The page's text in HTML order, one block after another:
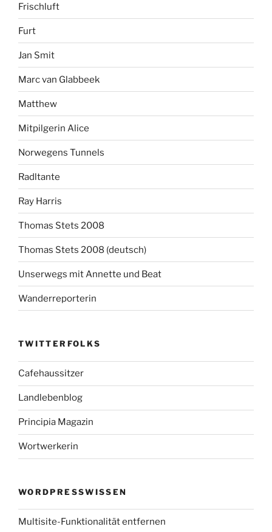
Frischluft
Furt
Jan Smit
Marc van Glabbeek
Matthew
Mitpilgerin Alice
Norwegens Tunnels
Radltante
Ray Harris
Thomas Stets 2008
Thomas Stets 2008 (deutsch)
Unserwegs mit Annette und Beat
Wanderreporterin
TWITTERFOLKS
Cafehaussitzer
Landlebenblog
Principia Magazin
Wortwerkerin
WORDPRESSWISSEN
Multisite-Funktionalität entfernen